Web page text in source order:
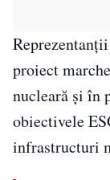
proiect
nucleară și în
obiectivele
infrastructuri